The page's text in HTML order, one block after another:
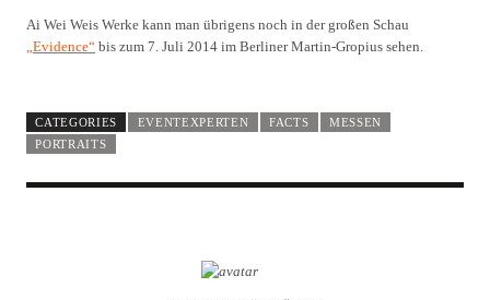
Ai Wei Weis Werke kann man übrigens noch in der großen Schau
„Evidence“ bis zum 7. Juli 2014 im Berliner Martin-Gropius sehen.
CATEGORIES EVENTEXPERTEN FACTS
MESSEN
PORTRAITS